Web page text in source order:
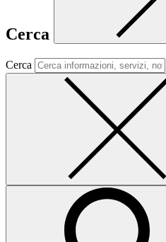
Cerca
Cerca